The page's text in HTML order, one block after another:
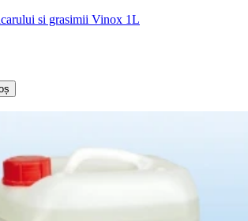
si grasimii Vinox 1L